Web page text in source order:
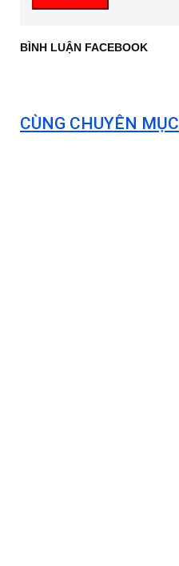
BÌNH LUẬN FACEBOOK
CÙNG CHUYÊN MỤC